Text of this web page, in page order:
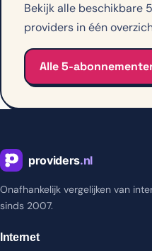
Bekijk alle beschikbare
providers in één
Alle 5-
Onafhankelijk vergelijken van
sinds 2007.
Internet